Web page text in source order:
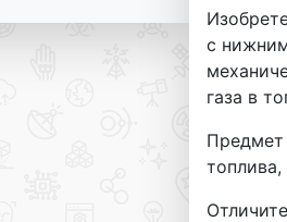
с
газа в
Предмет